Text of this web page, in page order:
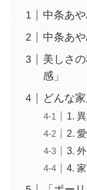
中条あ
中条あ
美しさ
感」
どんな
1.
2.
3.
4.